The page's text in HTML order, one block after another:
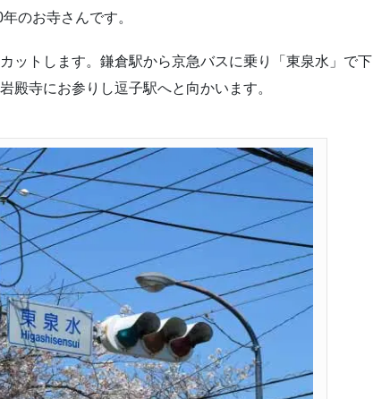
のお寺さんです。
ットします。鎌倉駅から京急バスに乗り「東泉水」で下
殿寺にお参りし逗子駅へと向かいます。